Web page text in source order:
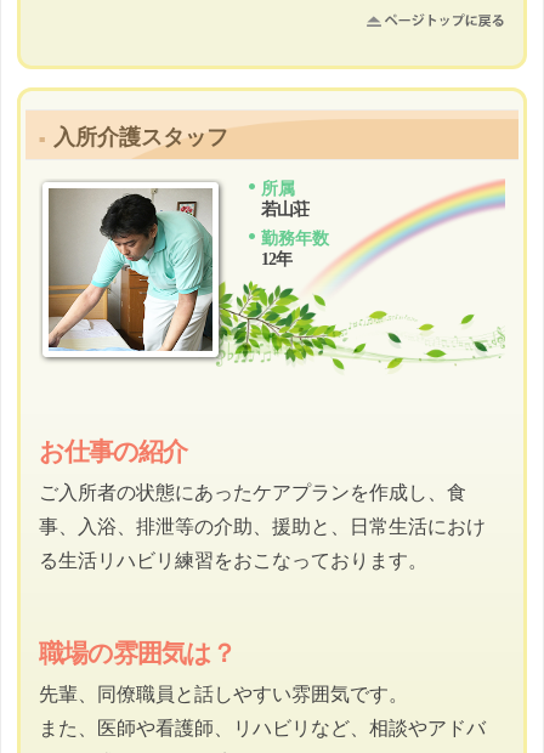
入所介護スタッフ
所属
若山荘
勤務年数
12年
お仕事の紹介
ご入所者の状態にあったケアプランを作成し、食
事、入浴、排泄等の介助、援助と、日常生活におけ
る生活リハビリ練習をおこなっております。
職場の雰囲気は？
先輩、同僚職員と話しやすい雰囲気です。
また、医師や看護師、リハビリなど、相談やアドバ